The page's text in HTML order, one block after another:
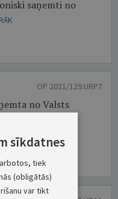
saņemti no
OP 2021/129.URP7
no Valsts
anulētajiem
(SPD) ...
sīkdatnes
tiek
(obligātās)
var tikt